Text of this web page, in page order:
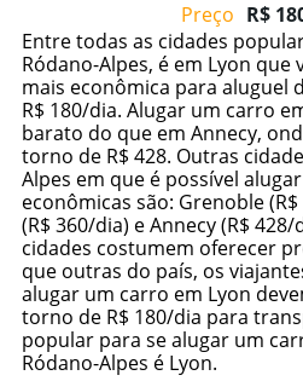
Range:
6
categories.
The
chart
has
1
Y
axis
displaying
values.
Range:
0
to
600.
Preço R$
Entre todas as cidades
Ródano-Alpes, é em Lyon
mais econômica para aluguel
R$ 180/dia. Alugar um carro
barato do que em Annecy,
torno de R$ 428. Outras
Alpes em que é possível
econômicas são: Grenoble
(R$ 360/dia) e Annecy (R$
cidades costumem oferecer
que outras do país, os
alugar um carro em Lyon
torno de R$ 180/dia para
popular para se alugar um
Ródano-Alpes é Lyon.